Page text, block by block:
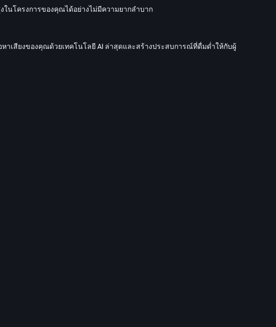
นโครงการของคุณได้อย่างไม่มีความยากลำบาก
หาเสียงของคุณด้วยเทคโนโลยี AI ล่าสุดและสร้างประสบการณ์ที่ดื่มด่ำให้กับผู้